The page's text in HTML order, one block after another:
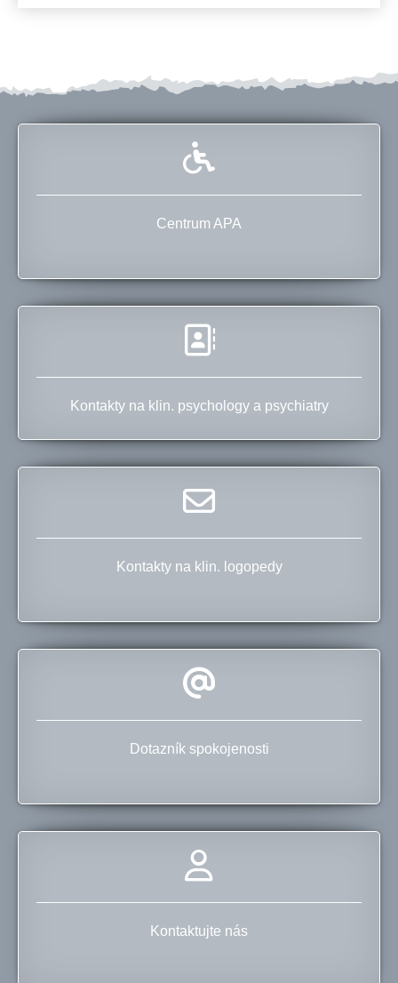
Centrum APA
Kontakty na klin. psychology a psychiatry
Kontakty na klin. logopedy
Dotazník spokojenosti
Kontaktujte nás